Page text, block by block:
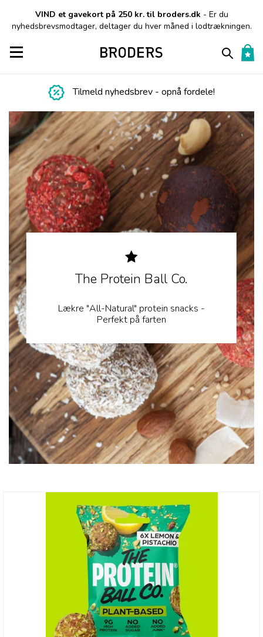
VIND et gavekort på 250 kr. til broders.dk - Er du
nyhedsbrevsmodtager, deltager du hver måned i lodtrækningen.
Toggle navigation
Tilmeld nyhedsbrev - opnå fordele!
The Protein Ball Co.
Lækre "All-Natural" protein snacks -
Perfekt på farten